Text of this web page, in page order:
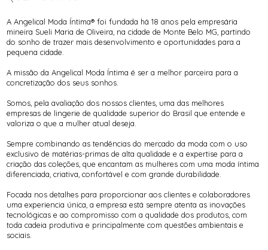
A Angelical Moda Íntima® foi fundada há 18 anos pela empresária
mineira Sueli Maria de Oliveira, na cidade de Monte Belo MG, partindo
do sonho de trazer mais desenvolvimento e oportunidades para a
pequena cidade.
A missão da Angelical Moda Íntima é ser a melhor parceira para a
concretização dos seus sonhos.
Somos, pela avaliação dos nossos clientes, uma das melhores
empresas de lingerie de qualidade superior do Brasil que entende e
valoriza o que a mulher atual deseja.
Sempre combinando as tendências do mercado da moda com o uso
exclusivo de matérias-primas de alta qualidade e a expertise para a
criação das coleções, que encantam as mulheres com uma moda íntima
diferenciada, criativa, confortável e com grande durabilidade.
Focada nos detalhes para proporcionar aos clientes e colaboradores
uma experiencia única, a empresa está sempre atenta as inovações
tecnológicas e ao compromisso com a qualidade dos produtos, com
toda cadeia produtiva e principalmente com questões ambientais e
sociais.